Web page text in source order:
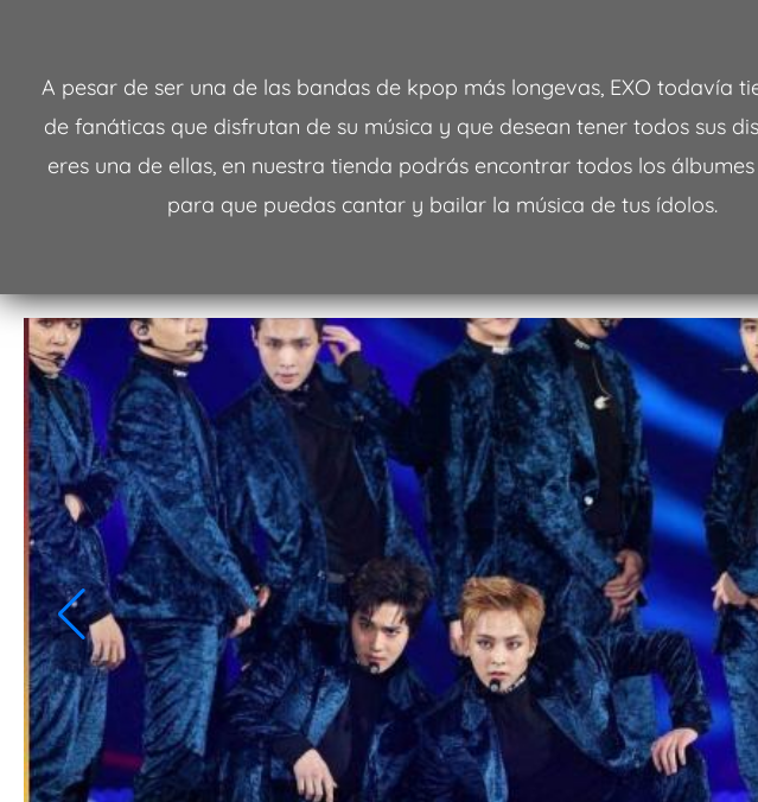
A pesar de ser una de las bandas de kpop más longevas, EXO todavía
de fanáticas que disfrutan de su música y que desean tener todos sus
eres una de ellas, en nuestra tienda podrás encontrar todos los álbumes
para que puedas cantar y bailar la música de tus ídolos.
EXO, DON’T FIGHT THE FEELING
EXO,